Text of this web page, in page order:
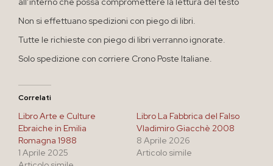
Non si effettuano spedizioni con piego di libri.
Tutte le richieste con piego di libri verranno ignorate.
Solo spedizione con corriere Crono Poste Italiane.
Correlati
Libro Arte e Culture
Ebraiche in Emilia
Romagna 1988
1 Aprile 2025
Libro La Fabbrica del Falso
Vladimiro Giacchè 2008
8 Aprile 2026
Articolo simile